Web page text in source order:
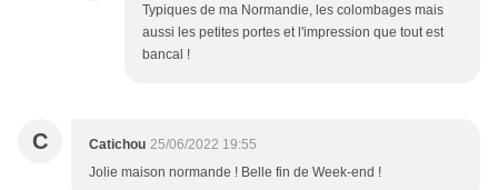
Typiques de ma Normandie, les colombages mais
aussi les petites portes et l'impression que tout est
bancal !
C Catichou 25/06/2022 19:55
Jolie maison normande ! Belle fin de Week-end !